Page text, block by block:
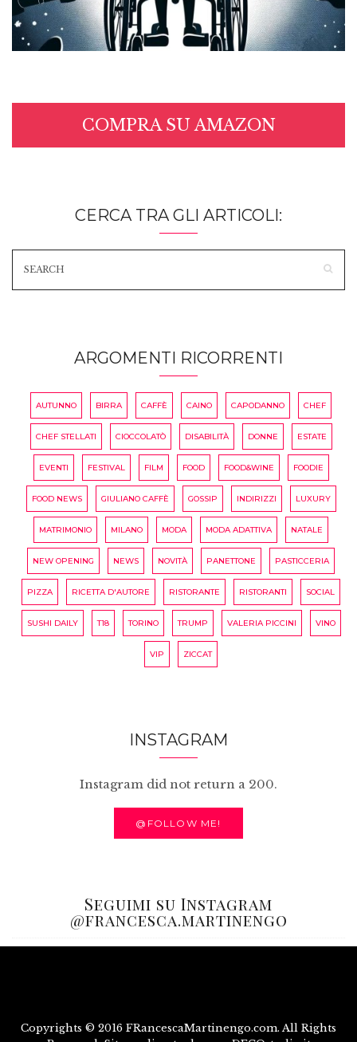
COMPRA SU AMAZON
CERCA TRA GLI ARTICOLI:
ARGOMENTI RICORRENTI
AUTUNNO BIRRA CAFFÈ CAINO CAPODANNO CHEF
CHEF STELLATI CIOCCOLATÒ DISABILITÀ DONNE ESTATE
EVENTI FESTIVAL FILM FOOD FOOD&WINE FOODIE
FOOD NEWS GIULIANO CAFFÈ GOSSIP INDIRIZZI LUXURY
MATRIMONIO MILANO MODA MODA ADATTIVA NATALE
NEW OPENING NEWS NOVITÀ PANETTONE PASTICCERIA
PIZZA RICETTA D'AUTORE RISTORANTE RISTORANTI SOCIAL
SUSHI DAILY T18 TORINO TRUMP VALERIA PICCINI VINO
VIP ZICCAT
INSTAGRAM
Instagram did not return a 200.
@FOLLOW ME!
Seguimi su Instagram
@francesca.martinengo
Copyrights © 2016 FRancescaMartinengo.com. All Rights